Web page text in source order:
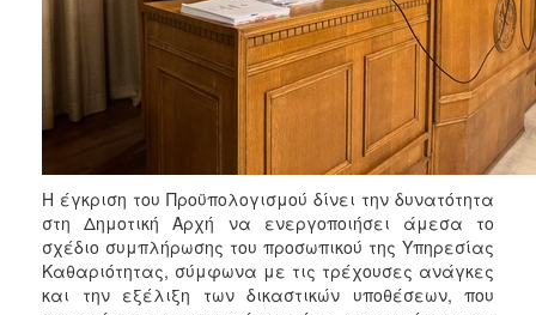
ΠΟΛΙΤΙΣΜΟΣ
ΑΝΘΕΚΤΙΚΗ
ΠΟΛΗΗ έγκριση του Προϋπολογισμού δίνει την δυνατότητα
στη Δημοτική Αρχή να ενεργοποιήσει άμεσα το
σχέδιο συμπλήρωσης του προσωπικού της Υπηρεσίας
Καθαριότητας, σύμφωνα με τις τρέχουσες ανάγκες
και την εξέλιξη των δικαστικών υποθέσεων, που